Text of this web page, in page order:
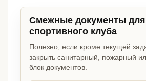
Смежные документы для
спортивного клуба
Полезно, если кроме текущей
закрыть санитарный, пожарный
блок документов.